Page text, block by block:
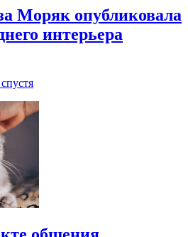
Моряк опубликовала
интерьера